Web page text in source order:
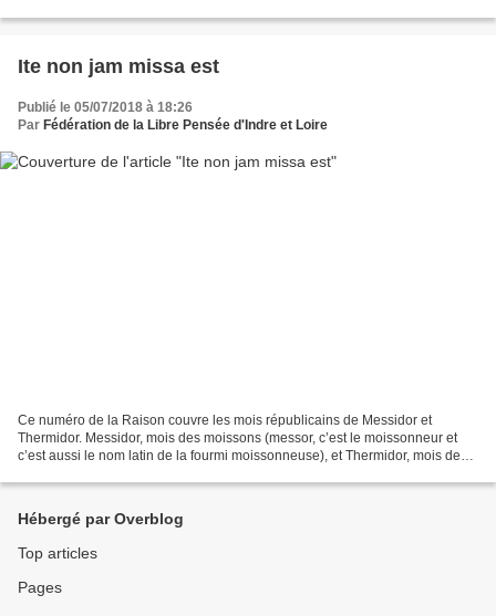
Ite non jam missa est
Publié le 05/07/2018 à 18:26
Par Fédération de la Libre Pensée d'Indre et Loire
Ce numéro de la Raison couvre les mois républicains de Messidor et
Thermidor. Messidor, mois des moissons (messor, c’est le moissonneur et
c’est aussi le nom latin de la fourmi moissonneuse), et Thermidor, mois des
Hébergé par Overblog
Top articles
Pages